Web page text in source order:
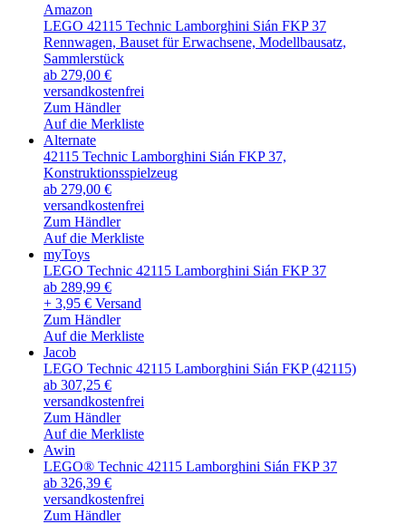
Amazon
LEGO 42115 Technic Lamborghini Sián FKP 37
Rennwagen, Bauset für Erwachsene, Modellbausatz,
Sammlerstück
ab 279,00 €
versandkostenfrei
Zum Händler
Auf die Merkliste
Alternate
42115 Technic Lamborghini Sián FKP 37,
Konstruktionsspielzeug
ab 279,00 €
versandkostenfrei
Zum Händler
Auf die Merkliste
myToys
LEGO Technic 42115 Lamborghini Sián FKP 37
ab 289,99 €
+ 3,95 € Versand
Zum Händler
Auf die Merkliste
Jacob
LEGO Technic 42115 Lamborghini Sián FKP (42115)
ab 307,25 €
versandkostenfrei
Zum Händler
Auf die Merkliste
Awin
LEGO® Technic 42115 Lamborghini Sián FKP 37
ab 326,39 €
versandkostenfrei
Zum Händler